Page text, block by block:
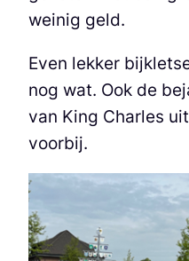
weinig geld.
Even lekker
nog wat. Ook de
van King Charles
voorbij.